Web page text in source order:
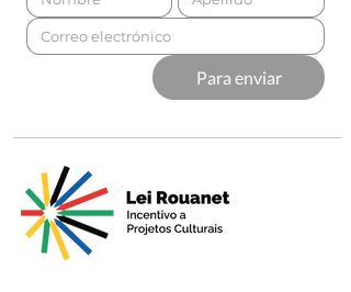
Para enviar